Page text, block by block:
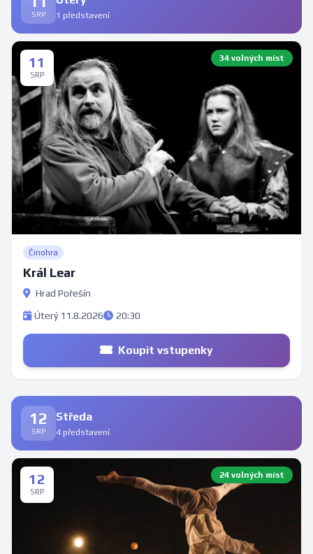
SRP 1 představení
11
SRP
34 volných míst
Činohra
Král Lear
Hrad Pořešín
Úterý 11.8.2026
20:30
Koupit vstupenky
12
SRP
Středa
4 představení
12
SRP
24 volných míst